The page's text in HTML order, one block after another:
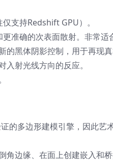
支持Redshift GPU）。
准确的次表面散射。非常适
的黑体阴影控制，用于再现
射光线方向的反应。
的多边形建模引擎，因此艺
角边缘、在面上创建嵌入